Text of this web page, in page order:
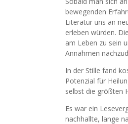
bewegenden
Literatur uns an
erleben würden.
am Leben zu sein
Annahmen
In der Stille fand
Potenzial für
selbst die größten
Es war ein
nachhallte, lange